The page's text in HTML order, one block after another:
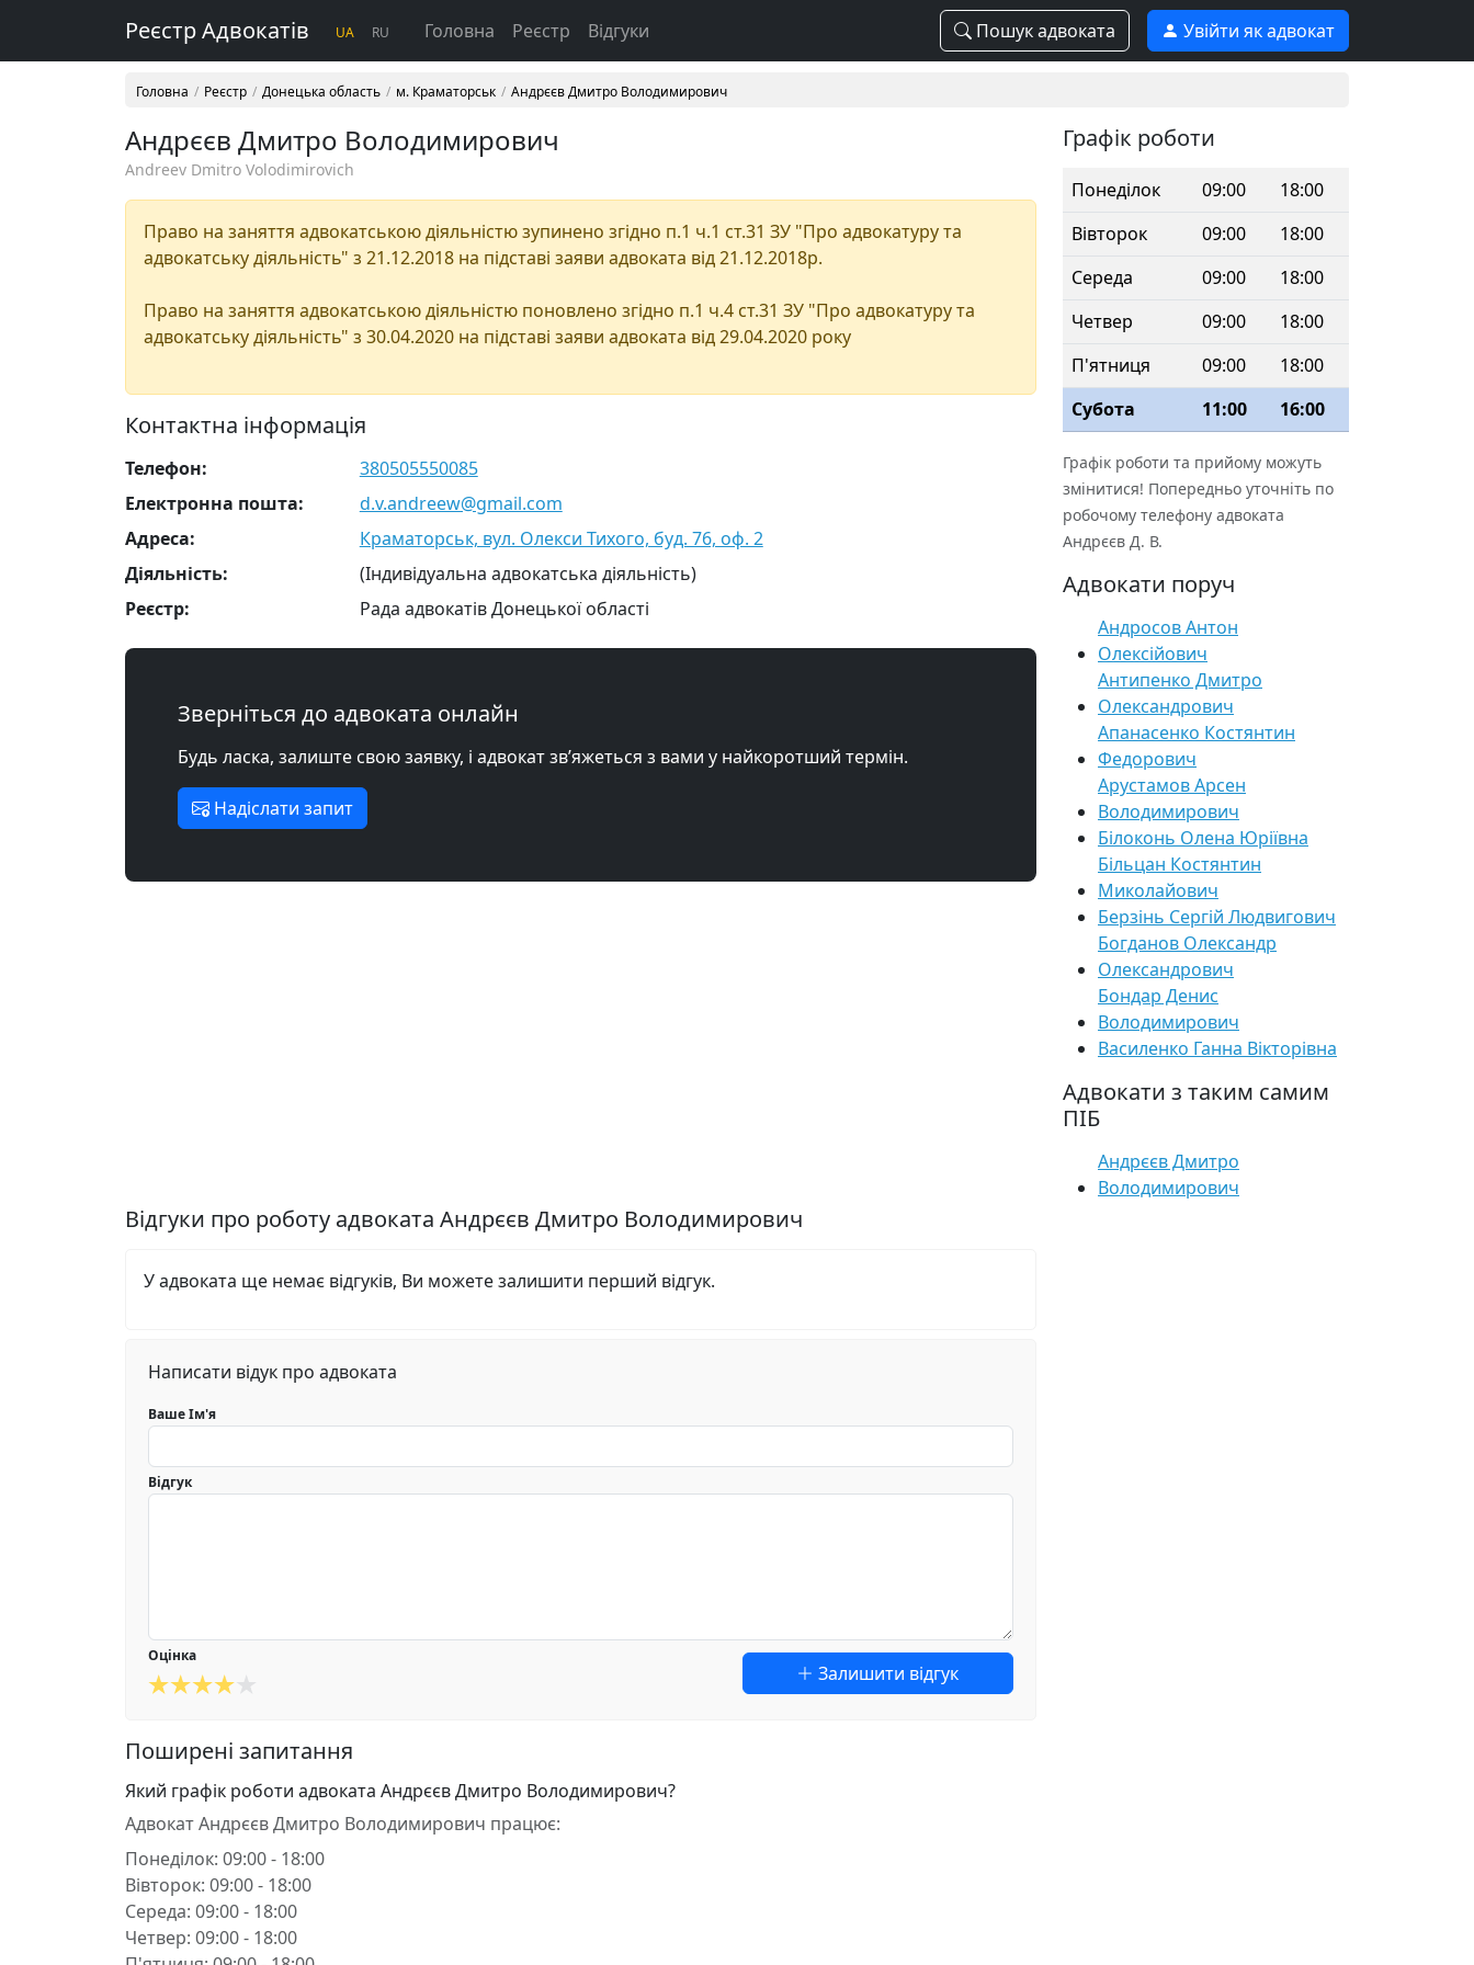
Реєстр Адвокатів UA RU Головна Реєстр Відгуки Пошук адвоката Увійти як адвокат
Головна Реєстр Донецька область м. Краматорськ Андрєєв Дмитро Володимирович
Андрєєв Дмитро Володимирович
Andreev Dmitro Volodimirovich
Право на заняття адвокатською діяльністю зупинено згідно п.1 ч.1 ст.31 ЗУ "Про адвокатуру та
адвокатську діяльність" з 21.12.2018 на підставі заяви адвоката від 21.12.2018р.
Право на заняття адвокатською діяльністю поновлено згідно п.1 ч.4 ст.31 ЗУ "Про адвокатуру та
адвокатську діяльність" з 30.04.2020 на підставі заяви адвоката від 29.04.2020 року
Контактна інформація
Телефон:
380505550085
Електронна пошта:
d.v.andreew@gmail.com
Адреса:
Краматорськ, вул. Олекси Тихого, буд. 76, оф. 2
Діяльність:
(Індивідуальна адвокатська діяльність)
Реєстр:
Рада адвокатів Донецької області
Зверніться до адвоката онлайн
Будь ласка, залиште свою заявку, і адвокат зв’яжеться з вами у найкоротший термін.
Надіслати запит
Відгуки про роботу адвоката Андрєєв Дмитро Володимирович
У адвоката ще немає відгуків, Ви можете залишити перший відгук.
Написати відук про адвоката
Ваше Ім'я
Відгук
Оцінка
Залишити відгук
Поширені запитання
Який графік роботи адвоката Андрєєв Дмитро Володимирович?
Адвокат Андрєєв Дмитро Володимирович працює:
Понеділок: 09:00 - 18:00
Вівторок: 09:00 - 18:00
Середа: 09:00 - 18:00
Четвер: 09:00 - 18:00
Графік роботи
Понеділок 09:00
18:00
Вівторок
09:00
18:00
Середа
09:00
18:00
Четвер
09:00
18:00
П'ятниця
09:00
18:00
Субота
11:00 16:00
Графік роботи та прийому можуть
змінитися! Попередньо уточніть по
робочому телефону адвоката
Андрєєв Д. В.
Адвокати поруч
Андросов Антон
Олексійович
Антипенко Дмитро
Олександрович
Апанасенко Костянтин
Федорович
Арустамов Арсен
Володимирович
Білоконь Олена Юріївна
Більцан Костянтин
Миколайович
Берзінь Сергій Людвигович
Богданов Олександр
Олександрович
Бондар Денис
Володимирович
Василенко Ганна Вікторівна
Адвокати з таким самим
ПІБ
Андрєєв Дмитро
Володимирович